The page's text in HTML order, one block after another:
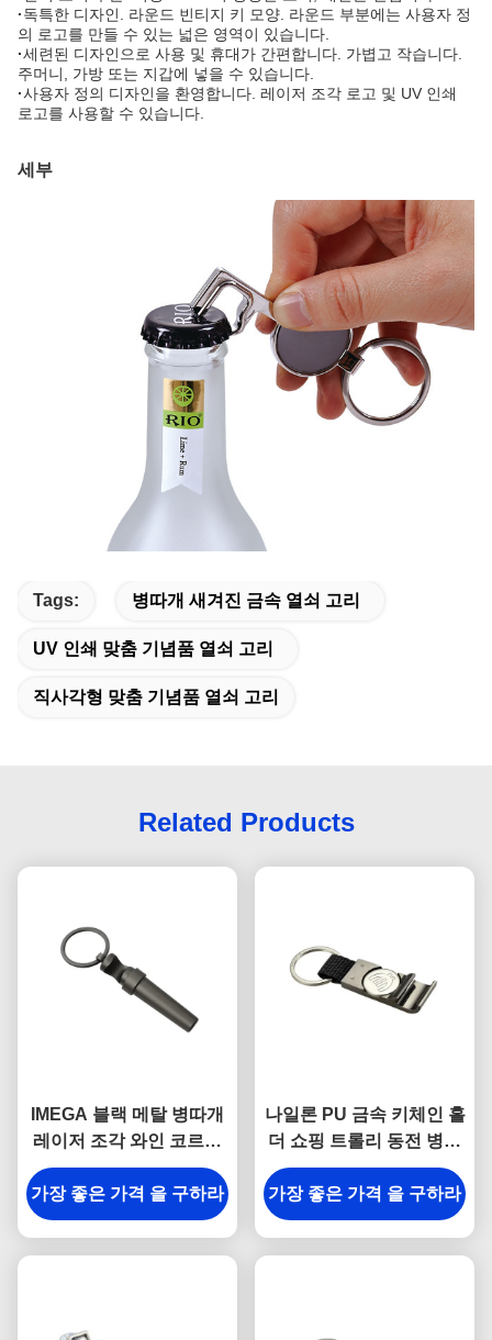
·독특한 디자인. 라운드 빈티지 키 모양. 라운드 부분에는 사용자 정
의 로고를 만들 수 있는 넓은 영역이 있습니다.
·세련된 디자인으로 사용 및 휴대가 간편합니다. 가볍고 작습니다.
주머니, 가방 또는 지갑에 넣을 수 있습니다.
·사용자 정의 디자인을 환영합니다. 레이저 조각 로고 및 UV 인쇄
로고를 사용할 수 있습니다.
세부
Tags: 병따개 새겨진 금속 열쇠 고리
UV 인쇄 맞춤 기념품 열쇠 고리
직사각형 맞춤 기념품 열쇠 고리
Related Products
IMEGA 블랙 메탈 병따개
레이저 조각 와인 코르크
스크류 키체인
가장 좋은 가격 을 구하라
나일론 PU 금속 키체인 홀
더 쇼핑 트롤리 동전 병따
개 열쇠 고리
가장 좋은 가격 을 구하라